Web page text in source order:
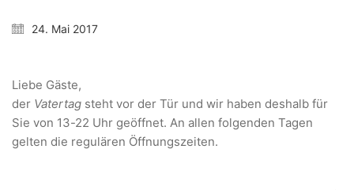
24. Mai 2017
Liebe Gäste,
der Vatertag steht vor der Tür und wir haben deshalb für
Sie von 13-22 Uhr geöffnet. An allen folgenden Tagen
gelten die regulären Öffnungszeiten.